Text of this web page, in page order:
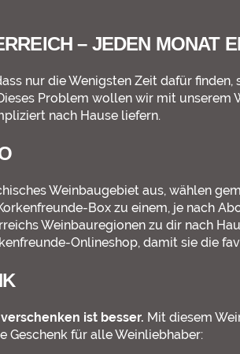
– JEDEN MONAT
nur die Wenigsten Zeit dafür
Problem wollen wir mit
nach Hause liefern.
Weinbaugebiet aus, wählen
Box zu einem, je nach
Weinbauregionen zu dir nach
Onlineshop, damit sie die
ist besser. Mit diesem
Geschenk für alle Weinliebhaber: